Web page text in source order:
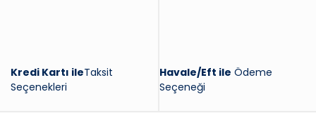
Kredi Kartı ileTaksit
Seçenekleri
Havale/Eft ile Ödeme
Seçeneği